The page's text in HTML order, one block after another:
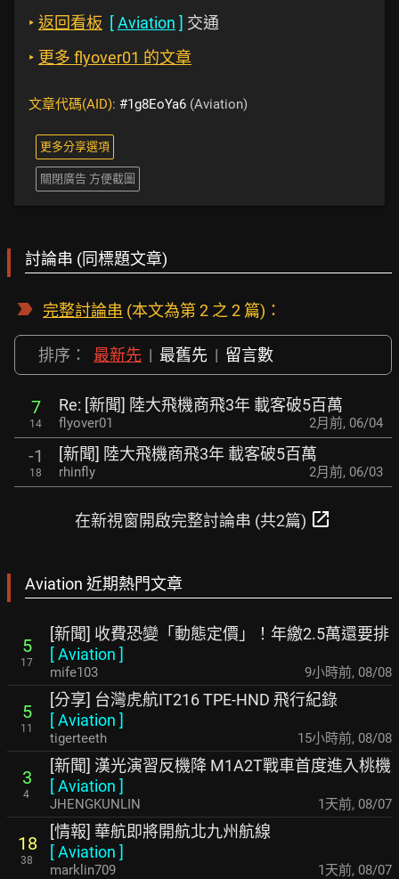
‣ 返回看板 [Aviation ] 交通
‣ 更多 flyover01 的文章
文章代碼(AID): #1g8EoYa6 (Aviation)
更多分享選項
關閉廣告 方便截圖
討論串 (同標題文章)
完整討論串 (本文為第 2 之 2 篇)：
排序： 最新先 | 最舊先 | 留言數
7
14
Re: [新聞] 陸大飛機商飛3年 載客破5百萬
flyover01 2月前, 06/04
-1
18
[新聞] 陸大飛機商飛3年 載客破5百萬
rhinfly 2月前, 06/03
在新視窗開啟完整討論串 (共2篇) open_in_new
Aviation 近期熱門文章
5
17
[新聞] 收費恐變「動態定價」！年繳2.5萬還要排
[Aviation ]
mife103 9小時前, 08/08
5
11
[分享] 台灣虎航IT216 TPE-HND 飛行紀錄
[Aviation ]
tigerteeth 15小時前, 08/08
3
4
[新聞] 漢光演習反機降 M1A2T戰車首度進入桃機
[Aviation ]
JHENGKUNLIN 1天前, 08/07
18
38
[情報] 華航即將開航北九州航線
[Aviation ]
marklin709 1天前, 08/07